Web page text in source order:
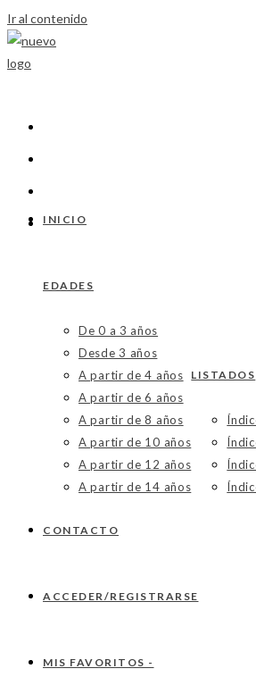
Ir al contenido
INICIO
EDADES
De 0 a 3 años
Desde 3 años
A partir de 4 años
A partir de 6 años
A partir de 8 años
A partir de 10 años
A partir de 12 años
A partir de 14 años
LISTADOS
CONTACTO
ACCEDER/REGISTRARSE
MIS FAVORITOS -